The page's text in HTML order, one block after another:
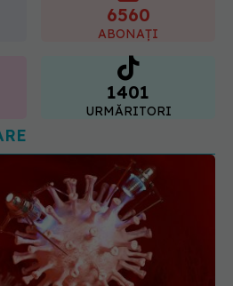
6560
ABONAȚI
1401
URMĂRITORI